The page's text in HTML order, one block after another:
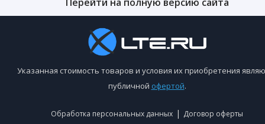
Указанная стоимость товаров и условия их приобретения
публичной офертой.
Обработка персональных данных | Договор оферты